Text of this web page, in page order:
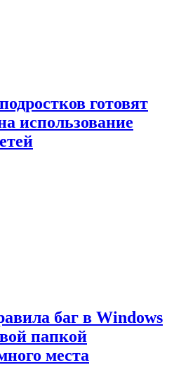
готовят
использование
баг в Windows
папкой
места